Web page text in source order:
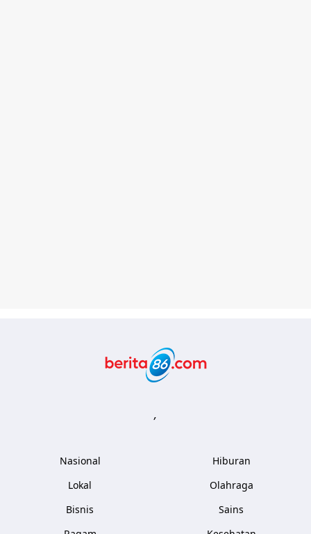
,
Nasional
Lokal
Bisnis
Hiburan
Olahraga
Sains